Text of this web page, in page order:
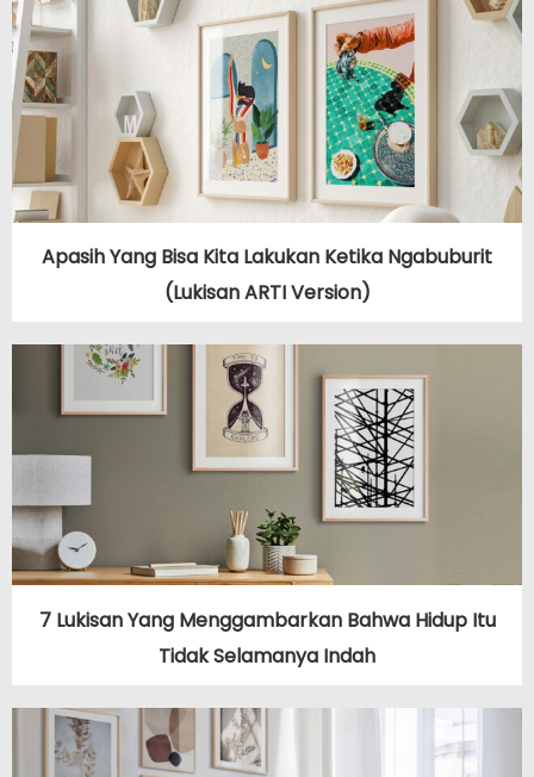
Apasih Yang Bisa Kita Lakukan Ketika Ngabuburit
(Lukisan ARTI Version)
7 Lukisan Yang Menggambarkan Bahwa Hidup Itu
Tidak Selamanya Indah